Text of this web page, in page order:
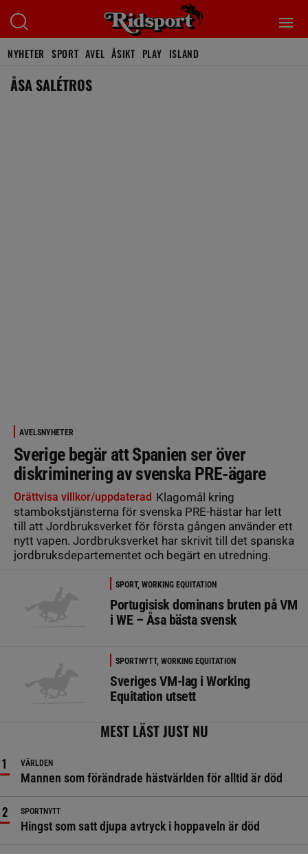
NYHETER SPORT AVEL ÅSIKT PLAY ISLAND
ÅSA SALÉTROS
AVELSNYHETER
Sverige begär att Spanien ser över
diskriminering av svenska PRE-ägare
Orättvisa villkor/uppdaterad Klagomål kring
stambokstjänsterna för svenska PRE-hästar har lett
till att Jordbruksverket för första gången använder ett
nytt vapen. Jordbruksverket har skrivit till det spanska
jordbruksdepartementet och begärt en utredning.
SPORT, WORKING EQUITATION
Portugisisk dominans bruten på VM
i WE – Åsa bästa svensk
SPORTNYTT, WORKING EQUITATION
Sveriges VM-lag i Working
Equitation utsett
MEST LÄST JUST NU
VÄRLDEN
Mannen som förändrade hästvärlden för alltid är död
SPORTNYTT
Hingst som satt djupa avtryck i hoppaveln är död